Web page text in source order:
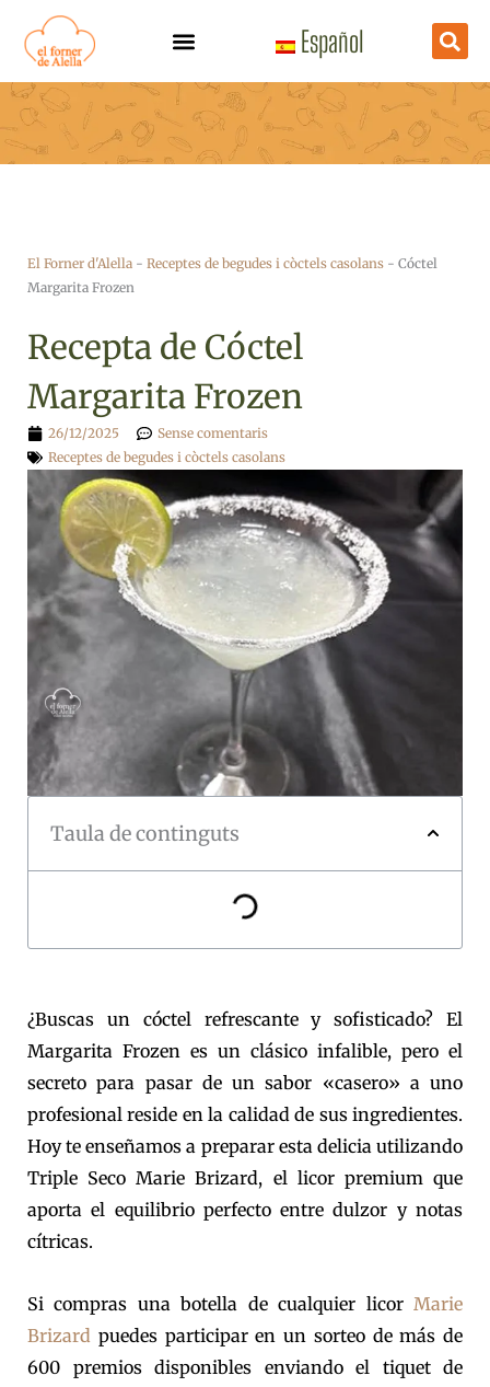
contingut
Español
El Forner d'Alella - Receptes de begudes i còctels casolans - Cóctel
Margarita Frozen
Recepta de Cóctel
Margarita Frozen
26/12/2025
Sense comentaris
Receptes de begudes i còctels casolans
Taula de continguts
¿Buscas un cóctel refrescante y sofisticado? El
Margarita Frozen es un clásico infalible, pero el
secreto para pasar de un sabor «casero» a uno
profesional reside en la calidad de sus ingredientes.
Hoy te enseñamos a preparar esta delicia utilizando
Triple Seco Marie Brizard, el licor premium que
aporta el equilibrio perfecto entre dulzor y notas
cítricas.
Si compras una botella de cualquier licor Marie
Brizard puedes participar en un sorteo de más de
600 premios disponibles enviando el tiquet de